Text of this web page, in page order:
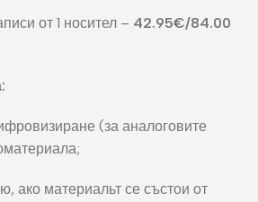
от 1 носител – 42.95€/84.00
(за аналоговите
ако материальт се състои от